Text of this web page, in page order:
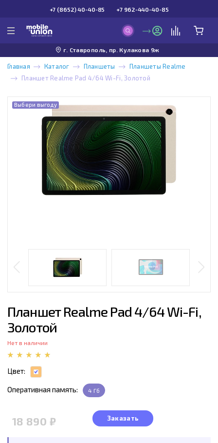
+7 (8652) 40-40-85 +7 962-440-40-85
г. Ставрополь, пр. Кулакова 9ж
Главная Каталог Планшеты
Планшеты Realme
Планшет Realme Pad 4/64 Wi-Fi, Золотой
Выбери выгоду
Планшет Realme Pad 4/64 Wi-Fi,
Золотой
Нет в наличии
Цвет:
Оперативная память: 4 Гб
18 890 ₽ Заказать